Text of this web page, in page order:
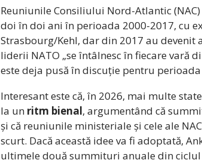
Reuniunile Consiliului Nord-Atlantic
doi în doi ani în perioada 2000-2017, cu
Strasbourg/Kehl, dar din 2017 au devenit
liderii NATO „se întâlnesc în fiecare vară
este deja pusă în discuție pentru
Interesant este că, în 2026, mai multe
la un ritm bienal, argumentând că
și că reuniunile ministeriale și cele ale
scurt. Dacă această idee va fi adoptată,
ultimele două summituri anuale din